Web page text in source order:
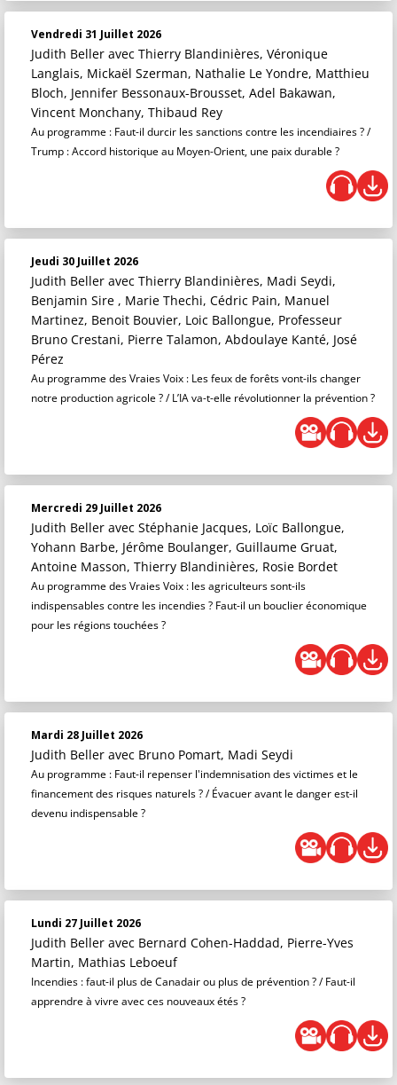
Vendredi 31 Juillet 2026
Judith Beller avec Thierry Blandinières, Véronique
Langlais, Mickaël Szerman, Nathalie Le Yondre, Matthieu
Bloch, Jennifer Bessonaux-Brousset, Adel Bakawan,
Vincent Monchany, Thibaud Rey
Au programme : Faut-il durcir les sanctions contre les incendiaires ? /
Trump : Accord historique au Moyen-Orient, une paix durable ?
Jeudi 30 Juillet 2026
Judith Beller avec Thierry Blandinières, Madi Seydi,
Benjamin Sire , Marie Thechi, Cédric Pain, Manuel
Martinez, Benoit Bouvier, Loic Ballongue, Professeur
Bruno Crestani, Pierre Talamon, Abdoulaye Kanté, José
Pérez
Au programme des Vraies Voix : Les feux de forêts vont-ils changer
notre production agricole ? / L’IA va-t-elle révolutionner la prévention ?
Mercredi 29 Juillet 2026
Judith Beller avec Stéphanie Jacques, Loïc Ballongue,
Yohann Barbe, Jérôme Boulanger, Guillaume Gruat,
Antoine Masson, Thierry Blandinières, Rosie Bordet
Au programme des Vraies Voix : les agriculteurs sont-ils
indispensables contre les incendies ? Faut-il un bouclier économique
pour les régions touchées ?
Mardi 28 Juillet 2026
Judith Beller avec Bruno Pomart, Madi Seydi
Au programme : Faut-il repenser l'indemnisation des victimes et le
financement des risques naturels ? / Évacuer avant le danger est-il
devenu indispensable ?
Lundi 27 Juillet 2026
Judith Beller avec Bernard Cohen-Haddad, Pierre-Yves
Martin, Mathias Leboeuf
Incendies : faut-il plus de Canadair ou plus de prévention ? / Faut-il
apprendre à vivre avec ces nouveaux étés ?